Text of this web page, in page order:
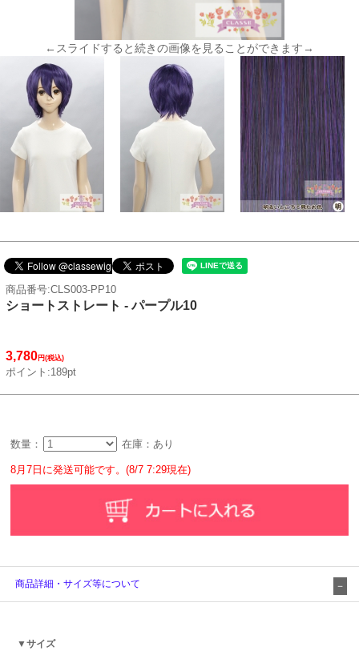
←スライドすると続きの画像を見ることができます→
商品番号:CLS003-PP10
ショートストレート - パープル10
3,780円(税込)
ポイント:189pt
数量： 在庫：あり
8月7日に発送可能です。(8/7 7:29現在)
商品詳細・サイズ等について
▼サイズ